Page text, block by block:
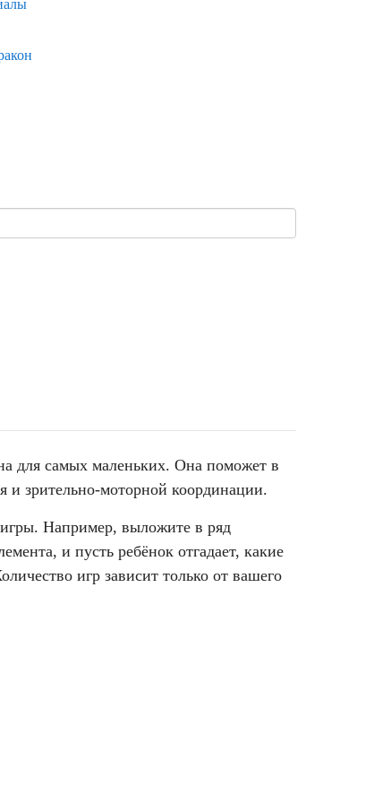
для самых маленьких. Она поможет в
и зрительно-моторной координации.
Например, выложите в ряд
и пусть ребёнок отгадает, какие
игр зависит только от вашего